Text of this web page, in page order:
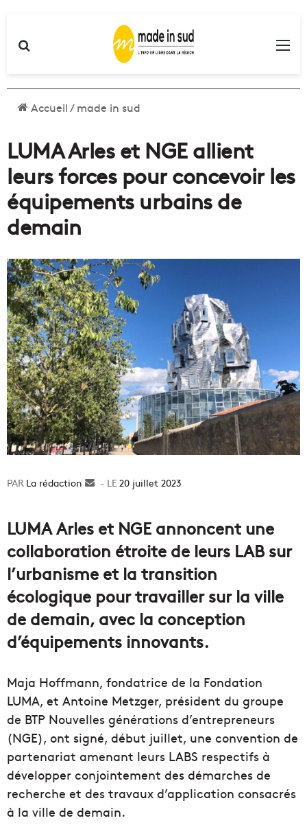
Accueil/made in sud
LUMA Arles et NGE allient
leurs forces pour concevoir les
équipements urbains de
demain
La rédaction
Envoyer20 juillet 2023
LUMA Arles et NGE annoncent une
collaboration étroite de leurs LAB sur
l’urbanisme et la transition
écologique pour travailler sur la ville
de demain, avec la conception
d’équipements innovants.
Maja Hoffmann, fondatrice de la Fondation
LUMA, et Antoine Metzger, président du groupe
de BTP Nouvelles générations d’entrepreneurs
(NGE), ont signé, début juillet, une convention de
partenariat amenant leurs LABS respectifs à
développer conjointement des démarches de
recherche et des travaux d’application consacrés
à la ville de demain.